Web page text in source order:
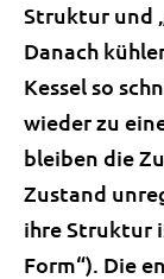
Struktur und
Danach
Kessel so
wieder zu
bleiben die
Zustand
ihre Struktur
Form“). Die